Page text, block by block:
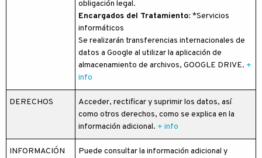
obligación legal.
Encargados del Tratamiento: *Servicios
informáticos
Se realizarán transferencias internacionales de
datos a Google al utilizar la aplicación de
almacenamiento de archivos, GOOGLE DRIVE. +
info
DERECHOS
Acceder, rectificar y suprimir los datos, así
como otros derechos, como se explica en la
información adicional. + info
INFORMACIÓN
Puede consultar la información adicional y